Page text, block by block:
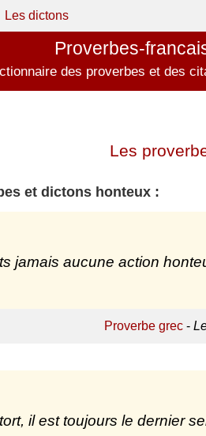
Les dictons
Proverbes-
des proverbes et des
Les
et dictons honteux :
jamais aucune action
Proverbe grec-
il est toujours le dernier